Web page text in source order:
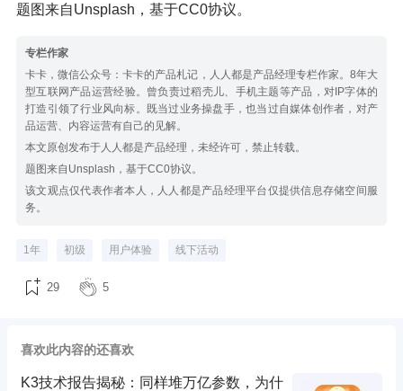
题图来自Unsplash，基于CC0协议。
专栏作家
卡卡，微信公众号：卡卡的产品札记，人人都是产品经理专栏作家。8年大
型互联网产品运营经验。曾负责过稻壳儿、手机主题等产品，对IP字体的
打造引领了行业风向标。既当过业务操盘手，也当过自媒体创作者，对产
品运营、内容运营有自己的见解。
本文原创发布于人人都是产品经理，未经许可，禁止转载。
题图来自Unsplash，基于CC0协议。
该文观点仅代表作者本人，人人都是产品经理平台仅提供信息存储空间服
务。
1年 初级 用户体验 线下活动
29 5
喜欢此内容的还喜欢
K3技术报告揭秘：同样堆万亿参数，为什